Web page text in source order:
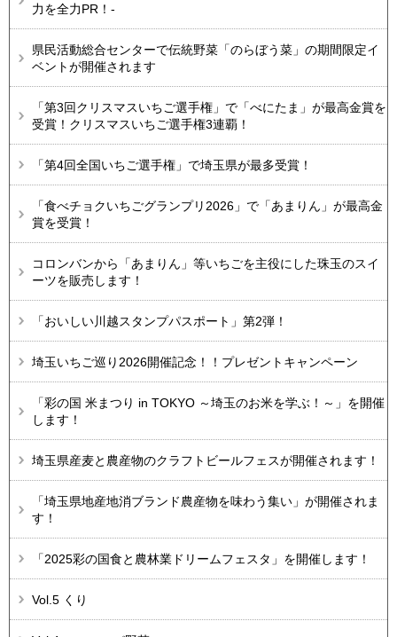
力を全力PR！-
県民活動総合センターで伝統野菜「のらぼう菜」の期間限定イ
ベントが開催されます
「第3回クリスマスいちご選手権」で「べにたま」が最高金賞を
受賞！クリスマスいちご選手権3連覇！
「第4回全国いちご選手権」で埼玉県が最多受賞！
「食べチョクいちごグランプリ2026」で「あまりん」が最高金
賞を受賞！
コロンバンから「あまりん」等いちごを主役にした珠玉のスイ
ーツを販売します！
「おいしい川越スタンプパスポート」第2弾！
埼玉いちご巡り2026開催記念！！プレゼントキャンペーン
「彩の国 米まつり in TOKYO ～埼玉のお米を学ぶ！～」を開催
します！
埼玉県産麦と農産物のクラフトビールフェスが開催されます！
「埼玉県地産地消ブランド農産物を味わう集い」が開催されま
す！
「2025彩の国食と農林業ドリームフェスタ」を開催します！
Vol.5 くり